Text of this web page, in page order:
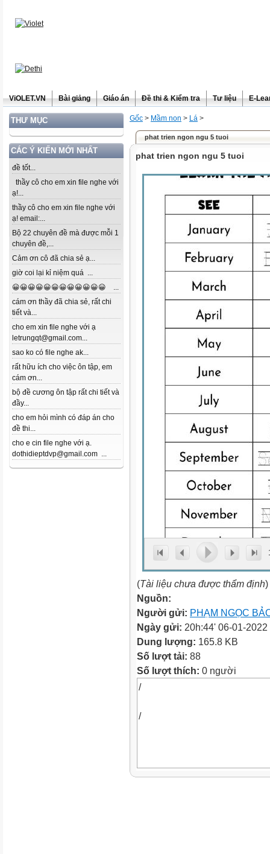
ViOLET.VN Bài giảng Giáo án Đề thi & Kiểm tra Tư liệu E-
THƯ MỤC
CÁC Ý KIẾN MỚI NHẤT
đề tốt...
thầy cô cho em xin file nghe với
ạ!...
thầy cô cho em xin file nghe với
ạ! email:...
Bộ 22 chuyên đề mà được mỗi 1
chuyên đề,...
Cảm ơn cô đã chia sẻ ạ...
giờ coi lại kỉ niệm quá ...
😀😀😀😀😀😀😀😀😀😀😀😀 ...
cám ơn thầy đã chia sẻ, rất chi
tiết và...
cho em xin file nghe với ạ
letrungqt@gmail.com...
sao ko có file nghe ak...
rất hữu ích cho việc ôn tập, em
cám ơn...
bộ đề cương ôn tập rất chi tiết và
đầy...
cho em hỏi mình có đáp án cho
đề thi...
cho e cin file nghe với ạ.
dothidieptdvp@gmail.com ...
Gốc > Mầm non > Lá >
phat trien ngon ngu 5 tuoi
phat trien ngon ngu 5 tuoi
(Tài liệu chưa được thẩm định)
Nguồn:
Người gửi: PHẠM NGỌC
Ngày gửi: 20h:44' 06-01-2022
Dung lượng: 165.8 KB
Số lượt tải: 88
Số lượt thích: 0 người
/
/